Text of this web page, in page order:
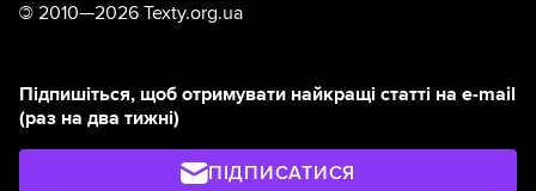
© 2010—2026 Texty.org.ua
Підпишіться, щоб отримувати найкращі статті на e-mail
(раз на два тижні)
ПІДПИСАТИСЯ